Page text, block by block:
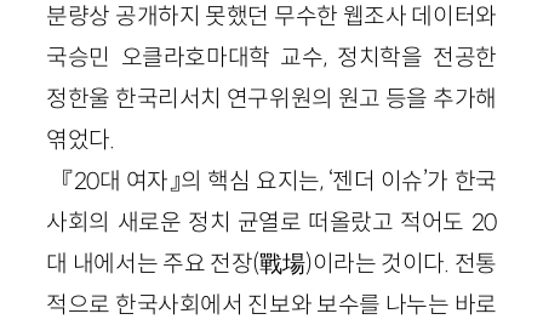
분량상 공개하지 못했던 무수한 웹조사 데이터와
국승민 오클라호마대학 교수, 정치학을 전공한
정한울 한국리서치 연구위원의 원고 등을 추가해
엮었다.
『20대 여자』의 핵심 요지는, ‘젠더 이슈’가 한국
사회의 새로운 정치 균열로 떠올랐고 적어도 20
대 내에서는 주요 전장(戰場)이라는 것이다. 전통
적으로 한국사회에서 진보와 보수를 나누는 바로